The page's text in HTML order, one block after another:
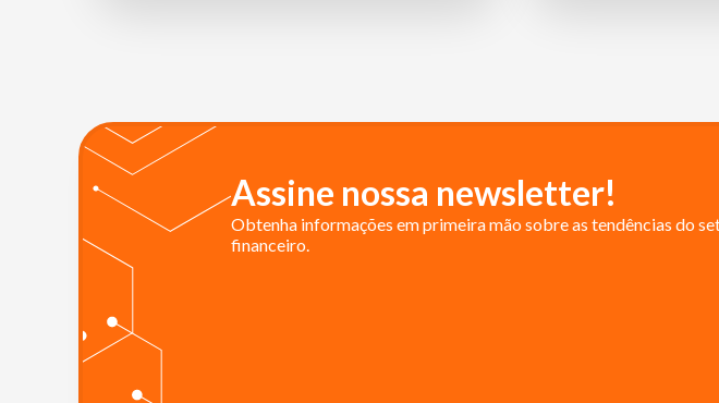
Assine nossa newsletter!
Obtenha informações em primeira mão sobre as tendências do
financeiro.